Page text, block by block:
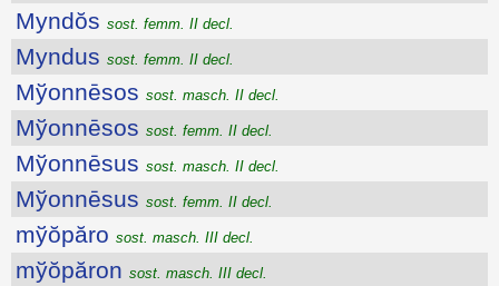
Myndŏs sost. femm. II decl.
Myndus sost. femm. II decl.
Mўonnēsos sost. masch. II decl.
Mўonnēsos sost. femm. II decl.
Mўonnēsus sost. masch. II decl.
Mўonnēsus sost. femm. II decl.
mўŏpăro sost. masch. III decl.
mўŏpăron sost. masch. III decl.